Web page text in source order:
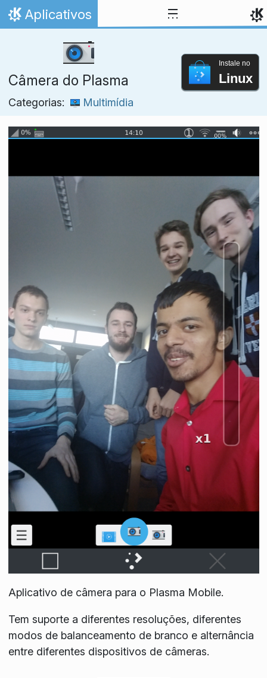
Ir para o conteúdo
Início
Aplicativos
Câmera do Plasma
Categorias: Multimídia
Instale no
Linux
Aplicativo de câmera para o Plasma Mobile.
Tem suporte a diferentes resoluções, diferentes
modos de balanceamento de branco e alternância
entre diferentes dispositivos de câmeras.